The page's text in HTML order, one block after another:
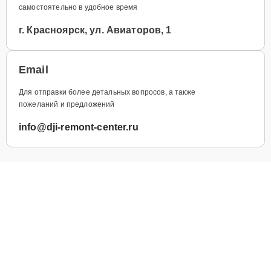
самостоятельно в удобное время
г. Красноярск, ул. Авиаторов, 1
Email
Для отправки более детальных вопросов, а также
пожеланий и предложений
info@dji-remont-center.ru